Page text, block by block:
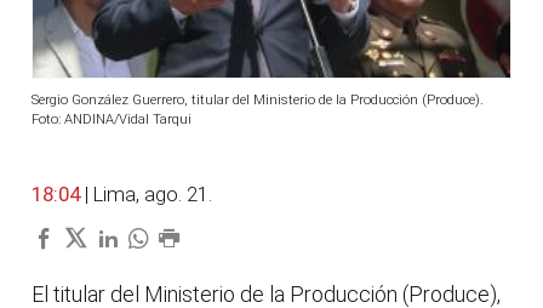
Sergio González Guerrero, titular del Ministerio de la Producción (Produce).
Foto: ANDINA/Vidal Tarqui
18:04 | Lima, ago. 21.
El titular del Ministerio de la Producción (Produce),